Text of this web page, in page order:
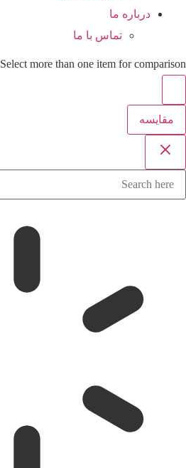
درباره ما
تماس با ما
Select more than one item for comparison.
مقایسه